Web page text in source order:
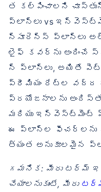
త కల్పించాలని
ప్లాన్‌లు vs
న్సూరెన్స్ ప్లాన్‌లు
లైఫ్ కవర్‌ను
న్ ప్లాన్‌లు, అయితే
ప్రీమియం రేట్ల వద్ద
ప్రయోజనాలను
మరియు ఇన్వెస్ట్‌మెంట్
ఈ ప్లాన్‌ల ఫీచర్లను
త్యంత అనుకూలమైన
గమనిక: మీరు టర్మ్
చేయాలనుకుంటే, మీరు